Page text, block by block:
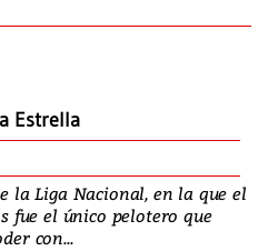
Estrella
la Liga Nacional, en la que el
fue el único pelotero que
con...